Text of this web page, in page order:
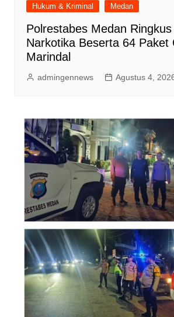
Hukum & Kriminal Medan
Polrestabes Medan
Narkotika Beserta 64 Paket
Marindal
admingennews Agustus 4,